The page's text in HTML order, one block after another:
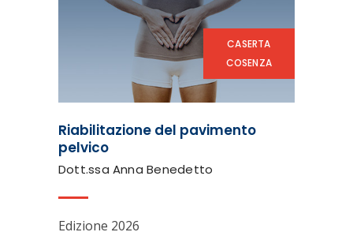
CASERTA
COSENZA
Riabilitazione del pavimento
pelvico
Dott.ssa Anna Benedetto
Edizione 2026